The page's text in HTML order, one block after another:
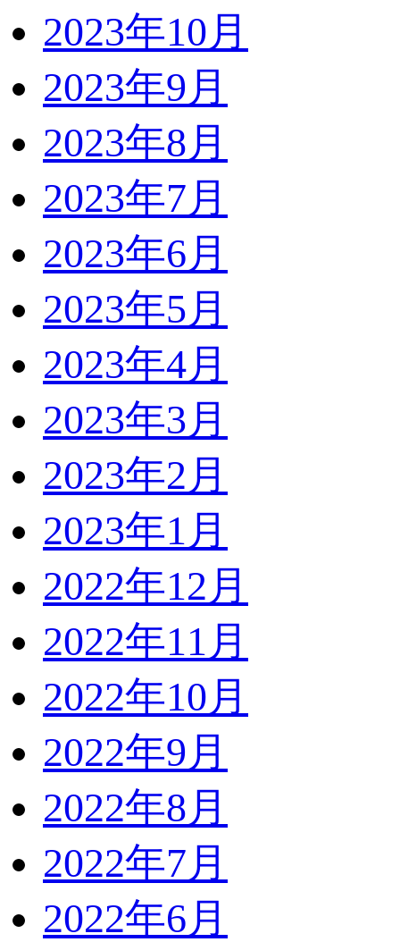
2023年10月
2023年9月
2023年8月
2023年7月
2023年6月
2023年5月
2023年4月
2023年3月
2023年2月
2023年1月
2022年12月
2022年11月
2022年10月
2022年9月
2022年8月
2022年7月
2022年6月